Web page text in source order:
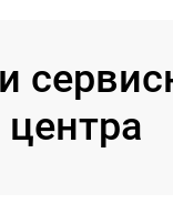
центра